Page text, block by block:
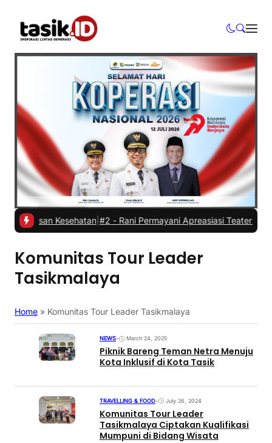
alasan Kesehatan|#2 -Rani Permayani Apreasiasi Teater Gawe
Komunitas Tour Leader
Tasikmalaya
Home » Komunitas Tour Leader Tasikmalaya
NEWS• March 24, 2025
Piknik Bareng Teman Netra Menuju
Kota Inklusif di Kota Tasik
TRAVELLING & FOOD• July 26, 2024
Komunitas Tour Leader
Tasikmalaya Ciptakan Kualifikasi
Mumpuni di Bidang Wisata